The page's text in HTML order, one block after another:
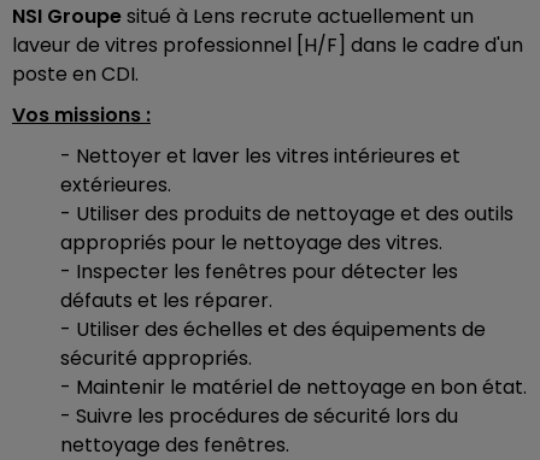
NSI Groupesitué à Lens recrute actuellement un
laveur de vitres professionnel [H/F] dans le cadre d'un
poste en CDI.
Vos missions :
- Nettoyer et laver les vitres intérieures et
extérieures.
- Utiliser des produits de nettoyage et des outils
appropriés pour le nettoyage des vitres.
- Inspecter les fenêtres pour détecter les
défauts et les réparer.
- Utiliser des échelles et des équipements de
sécurité appropriés.
- Maintenir le matériel de nettoyage en bon état.
- Suivre les procédures de sécurité lors du
nettoyage des fenêtres.